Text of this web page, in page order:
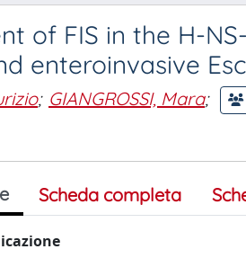
of FIS in the H-
enteroinvasive
; GIANGROSSI, Mara;
Scheda completa